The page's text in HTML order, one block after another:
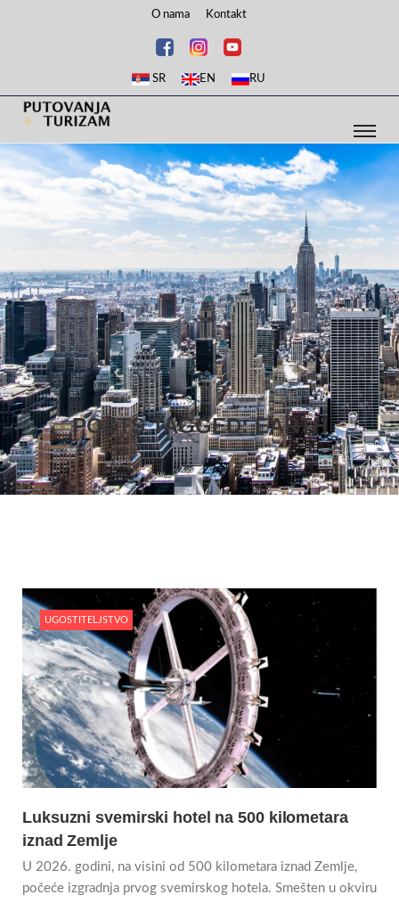
O nama Kontakt
SR EN RU
POSTS TAGGED: EARTH
UGOSTITELJSTVO
Luksuzni svemirski hotel na 500 kilometara
iznad Zemlje
U 2026. godini, na visini od 500 kilometara iznad Zemlje,
počeće izgradnja prvog svemirskog hotela. Smešten u okviru